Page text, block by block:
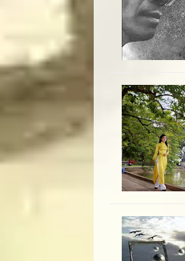
Đứng lại-
Về Hà nội